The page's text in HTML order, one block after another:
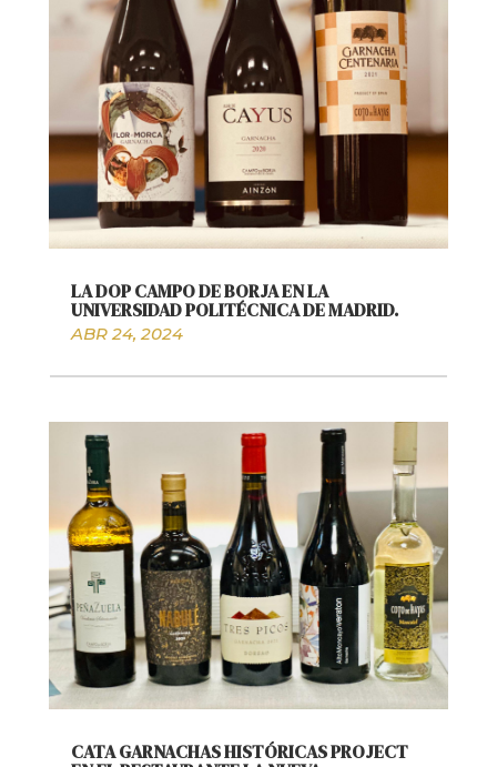
LA DOP CAMPO DE BORJA EN LA
UNIVERSIDAD POLITÉCNICA DE MADRID.
ABR 24, 2024
CATA GARNACHAS HISTÓRICAS PROJECT